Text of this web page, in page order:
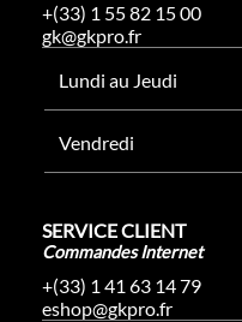
+(33) 1 55 82 15 00
gk@gkpro.fr
Lundi au Jeudi
Vendredi
SERVICE CLIENT
Commandes Internet
+(33) 1 41 63 14 79
eshop@gkpro.fr